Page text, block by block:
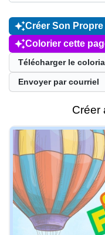
Créer Son
Colorier cette
Télécharger le
Envoyer par courriel
Créer